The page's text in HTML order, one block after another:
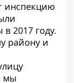
инспекцию
2017 году.
району и
мы